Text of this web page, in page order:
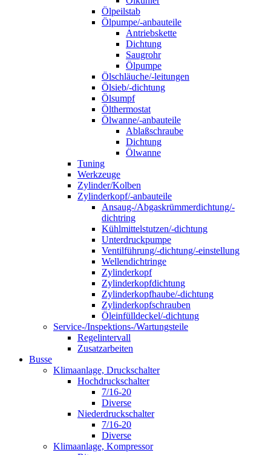
Ölpeilstab
Ölpumpe/-anbauteile
Antriebskette
Dichtung
Saugrohr
Ölpumpe
Ölschläuche/-leitungen
Ölsieb/-dichtung
Ölsumpf
Ölthermostat
Ölwanne/-anbauteile
Ablaßschraube
Dichtung
Ölwanne
Tuning
Werkzeuge
Zylinder/Kolben
Zylinderkopf/-anbauteile
Ansaug-/Abgaskrümmerdichtung/-
dichtring
Kühlmittelstutzen/-dichtung
Unterdruckpumpe
Ventilführung/-dichtung/-einstellung
Wellendichtringe
Zylinderkopf
Zylinderkopfdichtung
Zylinderkopfhaube/-dichtung
Zylinderkopfschrauben
Öleinfülldeckel/-dichtung
Service-/Inspektions-/Wartungsteile
Regelintervall
Zusatzarbeiten
Busse
Klimaanlage, Druckschalter
Hochdruckschalter
7/16-20
Diverse
Niederdruckschalter
7/16-20
Diverse
Klimaanlage, Kompressor